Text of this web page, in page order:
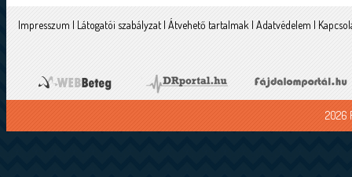
Impresszum | Látogatói szabályzat | Átvehető tartalmak | Adatvédelem |
2026